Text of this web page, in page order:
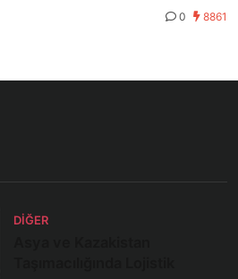
0 8861
DIĞER